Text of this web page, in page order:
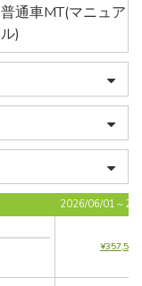
普通車MT(マニュア
ル)
2026/06/01～
¥357,500